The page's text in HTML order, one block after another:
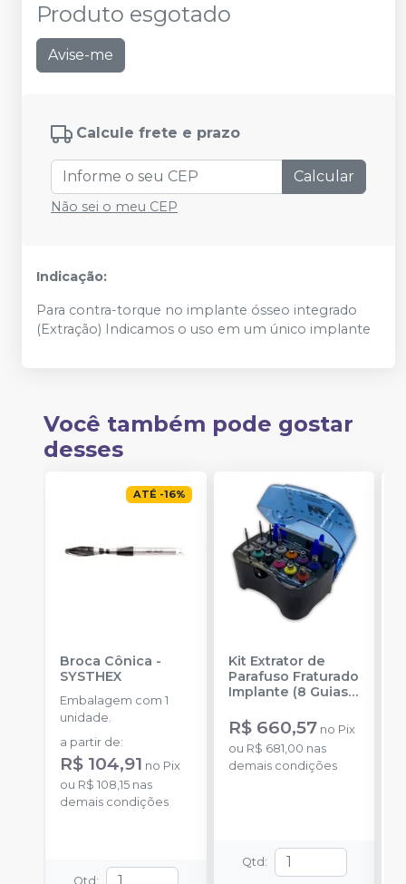
Produto esgotado
Avise-me
Calcule frete e prazo
Calcular
Não sei o meu CEP
Indicação:
Para contra-torque no implante ósseo integrado
(Extração) Indicamos o uso em um único implante
Você também pode gostar
desses
ATÉ -16%
Broca Cônica -
SYSTHEX
Embalagem com 1
unidade.
a partir de:
R$ 104,91 no Pix
ou R$ 108,15 nas
demais condições
Qtd :
Kit Extrator de
Parafuso Fraturado
Implante (8 Guias)
R$ 660,57 no Pix
ou R$ 681,00 nas
demais condições
Qtd :